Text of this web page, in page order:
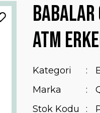
Babalar
Atm
Kategori
Marka
Stok Kodu